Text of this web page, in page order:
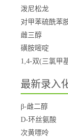
泼尼松龙
对甲苯硫酰苯
雌三醇
磺胺嘧啶
1,4-双(三氯甲
最新录入
β-雌二醇
D-环丝氨酸
次黄嘌呤